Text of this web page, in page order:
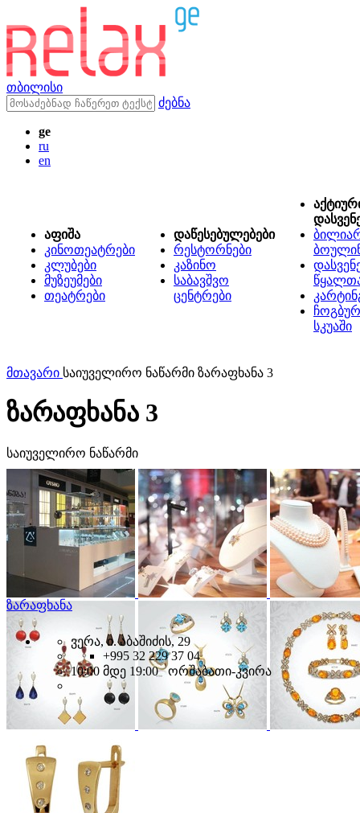
თბილისი
ძებნა
ge
ru
en
აფიშა
კინოთეატრები
კლუბები
მუზეუმები
თეატრები
დაწესებულებები
რესტორნები
კაზინო
საბავშვო
ცენტრები
სკუაში
მთავარი საიუველირო ნაწარმი ზარაფხანა 3
ზარაფხანა 3
საიუველირო ნაწარმი
ზარაფხანა
ვერა, ი. აბაშიძის, 29
+995 32 229 37 04
10:00 მდე 19:00 ორშაბათი-კვირა